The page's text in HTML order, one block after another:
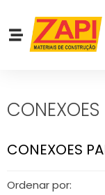
CONEXOES
Ordenar por: